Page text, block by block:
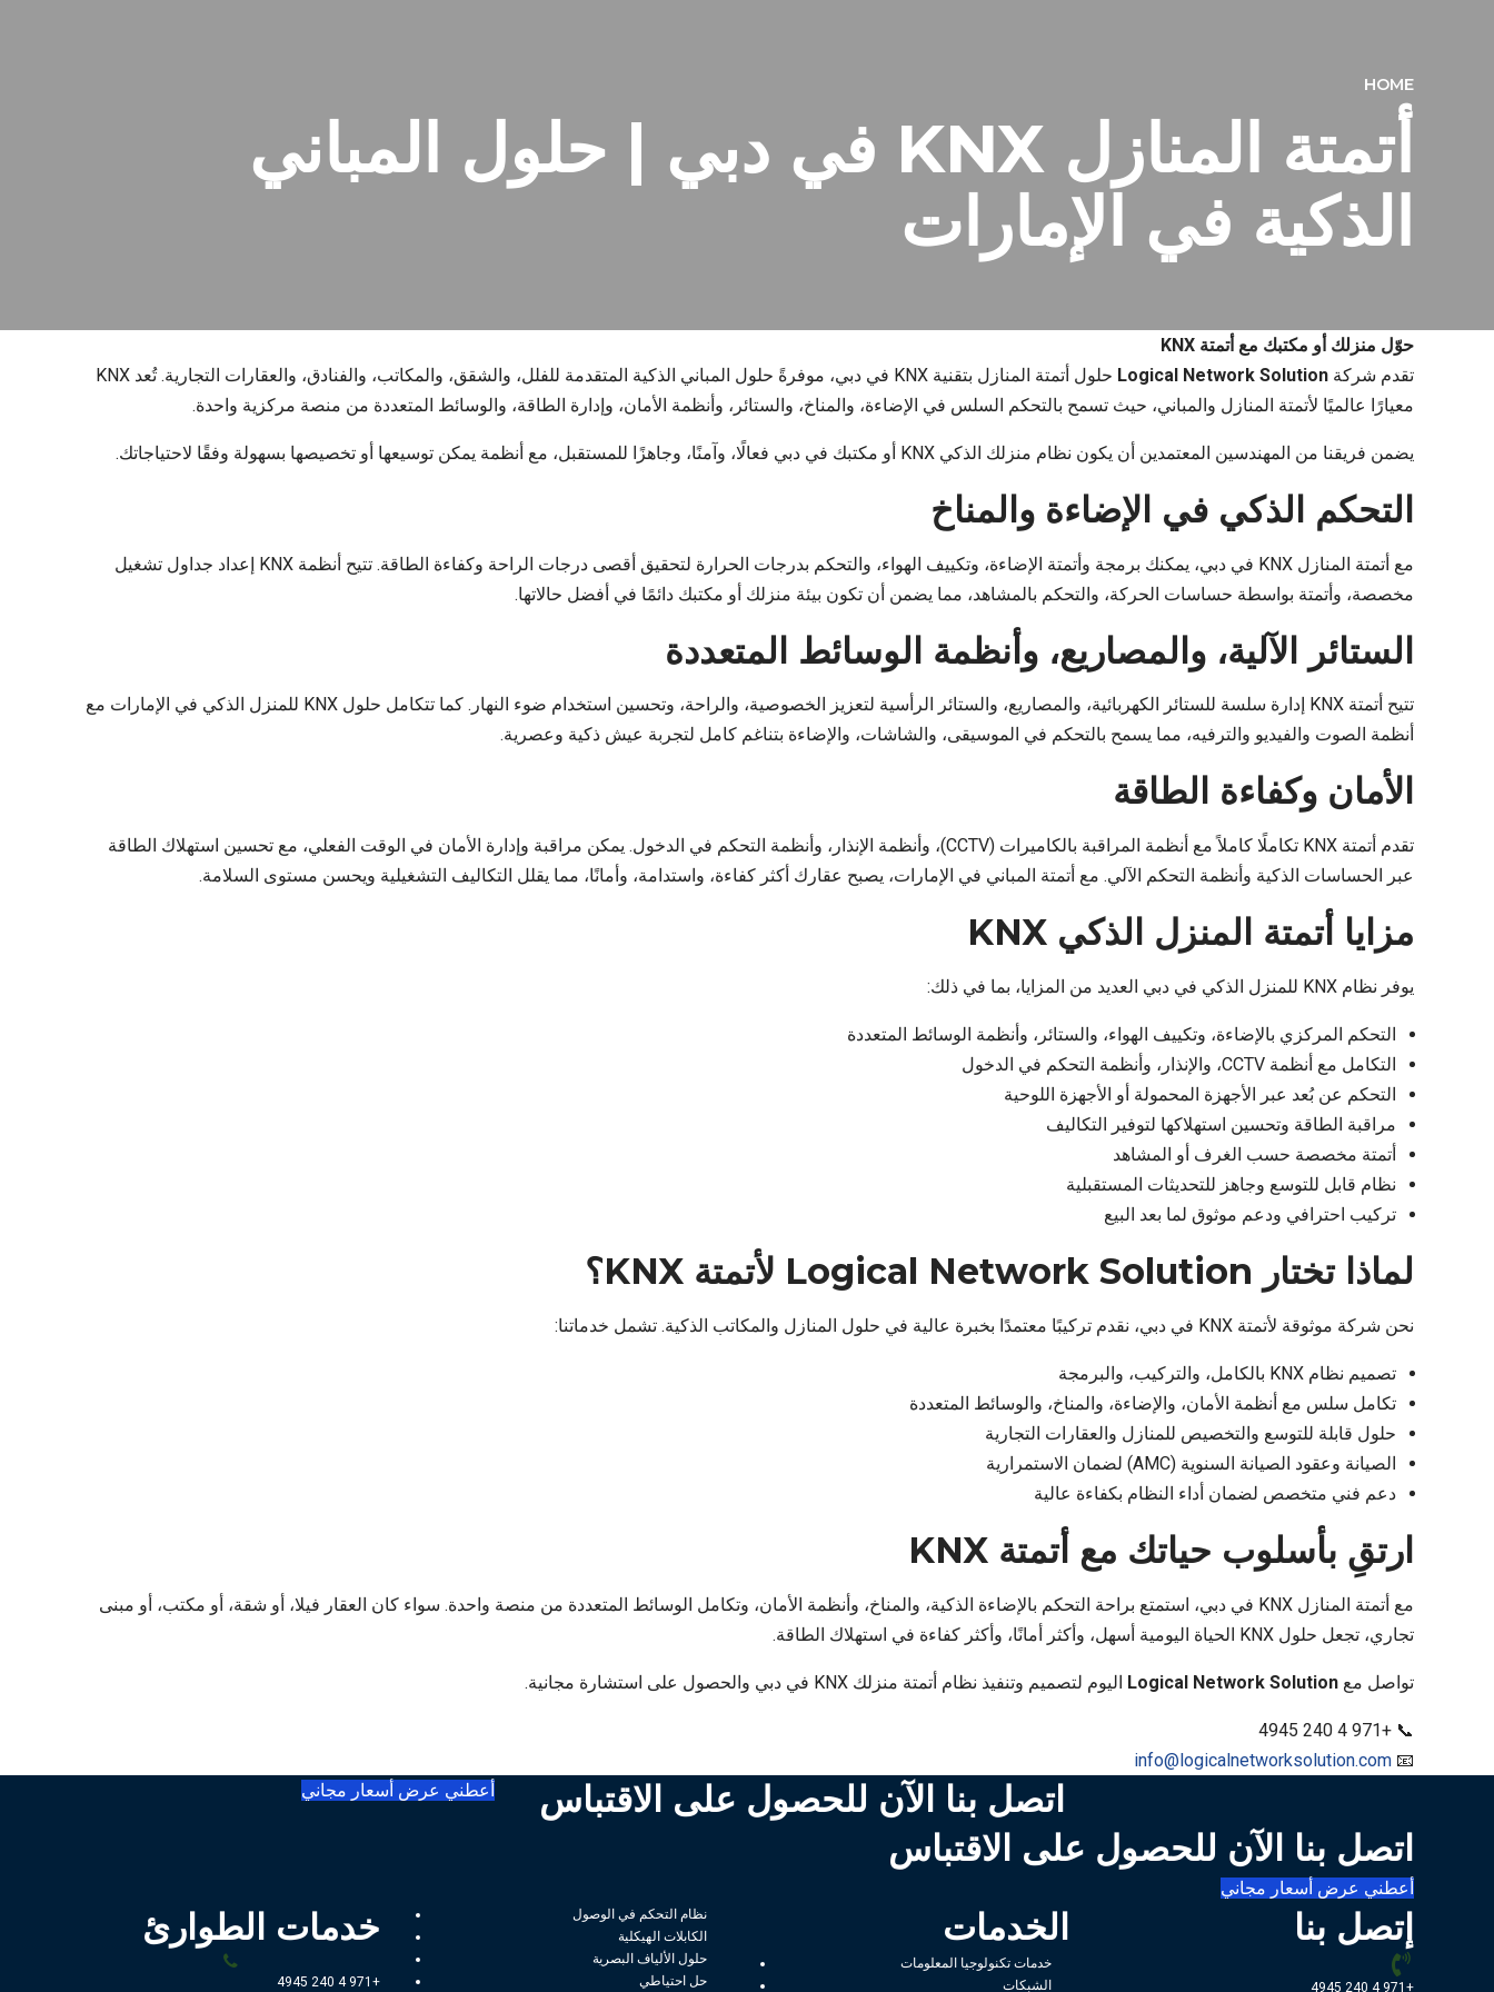
HOME
أتمتة المنازل KNX في دبي | حلول المباني
الذكية في الإمارات
حوّل منزلك أو مكتبك مع أتمتة KNX
تقدم شركة Logical Network Solution
حلول أتمتة المنازل بتقنية KNX في دبي، موفرةً حلول المباني الذكية المتقدمة للفلل، والشقق، والمكاتب، والفنادق، والعقارات التجارية. تُعد KNX
معيارًا عالميًا لأتمتة المنازل والمباني، حيث تسمح بالتحكم السلس في الإضاءة، والمناخ، والستائر، وأنظمة الأمان، وإدارة الطاقة، والوسائط المتعددة من منصة مركزية واحدة.
يضمن فريقنا من المهندسين المعتمدين أن يكون نظام منزلك الذكي KNX أو مكتبك في دبي فعالًا، وآمنًا، وجاهزًا للمستقبل، مع أنظمة يمكن توسيعها أو تخصيصها بسهولة وفقًا لاحتياجاتك.
التحكم الذكي في الإضاءة والمناخ
مع أتمتة المنازل KNX في دبي، يمكنك برمجة وأتمتة الإضاءة، وتكييف الهواء، والتحكم بدرجات الحرارة لتحقيق أقصى درجات الراحة وكفاءة الطاقة. تتيح أنظمة KNX إعداد جداول تشغيل
مخصصة، وأتمتة بواسطة حساسات الحركة، والتحكم بالمشاهد، مما يضمن أن تكون بيئة منزلك أو مكتبك دائمًا في أفضل حالاتها.
الستائر الآلية، والمصاريع، وأنظمة الوسائط المتعددة
تتيح أتمتة KNX إدارة سلسة للستائر الكهربائية، والمصاريع، والستائر الرأسية لتعزيز الخصوصية، والراحة، وتحسين استخدام ضوء النهار. كما تتكامل حلول KNX للمنزل الذكي في الإمارات مع
أنظمة الصوت والفيديو والترفيه، مما يسمح بالتحكم في الموسيقى، والشاشات، والإضاءة بتناغم كامل لتجربة عيش ذكية وعصرية.
الأمان وكفاءة الطاقة
تقدم أتمتة KNX تكاملًا كاملاً مع أنظمة المراقبة بالكاميرات (CCTV)، وأنظمة الإنذار، وأنظمة التحكم في الدخول. يمكن مراقبة وإدارة الأمان في الوقت الفعلي، مع تحسين استهلاك الطاقة
عبر الحساسات الذكية وأنظمة التحكم الآلي. مع أتمتة المباني في الإمارات، يصبح عقارك أكثر كفاءة، واستدامة، وأمانًا، مما يقلل التكاليف التشغيلية ويحسن مستوى السلامة.
مزايا أتمتة المنزل الذكي KNX
يوفر نظام KNX للمنزل الذكي في دبي العديد من المزايا، بما في ذلك:
التحكم المركزي بالإضاءة، وتكييف الهواء، والستائر، وأنظمة الوسائط المتعددة
التكامل مع أنظمة CCTV، والإنذار، وأنظمة التحكم في الدخول
التحكم عن بُعد عبر الأجهزة المحمولة أو الأجهزة اللوحية
مراقبة الطاقة وتحسين استهلاكها لتوفير التكاليف
أتمتة مخصصة حسب الغرف أو المشاهد
نظام قابل للتوسع وجاهز للتحديثات المستقبلية
تركيب احترافي ودعم موثوق لما بعد البيع
لماذا تختار Logical Network Solution لأتمتة KNX؟
نحن شركة موثوقة لأتمتة KNX في دبي، نقدم تركيبًا معتمدًا بخبرة عالية في حلول المنازل والمكاتب الذكية. تشمل خدماتنا:
تصميم نظام KNX بالكامل، والتركيب، والبرمجة
تكامل سلس مع أنظمة الأمان، والإضاءة، والمناخ، والوسائط المتعددة
حلول قابلة للتوسع والتخصيص للمنازل والعقارات التجارية
الصيانة وعقود الصيانة السنوية (AMC) لضمان الاستمرارية
دعم فني متخصص لضمان أداء النظام بكفاءة عالية
ارتقِ بأسلوب حياتك مع أتمتة KNX
مع أتمتة المنازل KNX في دبي، استمتع براحة التحكم بالإضاءة الذكية، والمناخ، وأنظمة الأمان، وتكامل الوسائط المتعددة من منصة واحدة. سواء كان العقار فيلا، أو شقة، أو مكتب، أو مبنى
تجاري، تجعل حلول KNX الحياة اليومية أسهل، وأكثر أمانًا، وأكثر كفاءة في استهلاك الطاقة.
تواصل مع Logical Network Solution اليوم لتصميم وتنفيذ نظام أتمتة منزلك KNX في دبي والحصول على استشارة مجانية.
📞 +971 4 240 4945
📧
info@logicalnetworksolution.com
اتصل بنا الآن للحصول على الاقتباس أعطني عرض أسعار مجاني
اتصل بنا الآن للحصول على الاقتباس
أعطني عرض أسعار مجاني
إتصل بنا
+971 4 240 4945
الخدمات
خدمات تكنولوجيا المعلومات
الشبكات
نظام التحكم في الوصول
الكابلات الهيكلية
حلول الألياف البصرية
حل احتياطي
خدمات الطوارئ
+971 4 240 4945